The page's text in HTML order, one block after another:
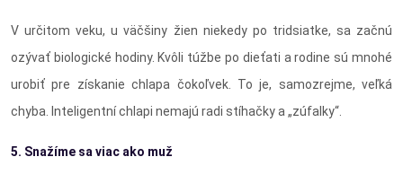
V určitom veku, u väčšiny žien niekedy po tridsiatke, sa začnú
ozývať biologické hodiny. Kvôli túžbe po dieťati a rodine sú mnohé
urobiť pre získanie chlapa čokoľvek. To je, samozrejme, veľká
chyba. Inteligentní chlapi nemajú radi stíhačky a „zúfalky“.
5. Snažíme sa viac ako muž